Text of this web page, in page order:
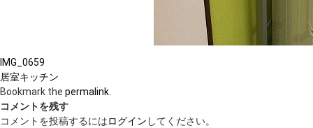
IMG_0659
居室キッチン
Bookmark the permalink
コメントを残す
コメントを投稿するにはログイン してください。